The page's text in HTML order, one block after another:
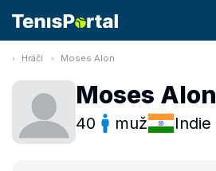
Hráči Moses Alon
Moses Alon
40 muž Indie